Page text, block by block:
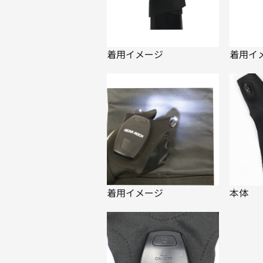
着用イメージ 着用イ
着用イメージ 本体